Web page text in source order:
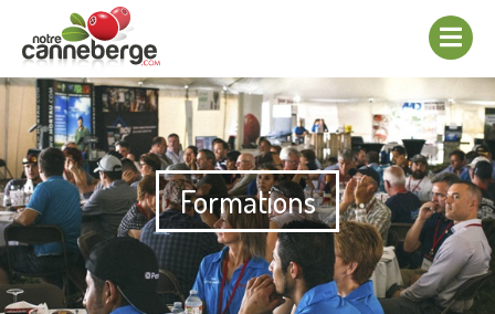
Afficher/cacher
navigation
Formations